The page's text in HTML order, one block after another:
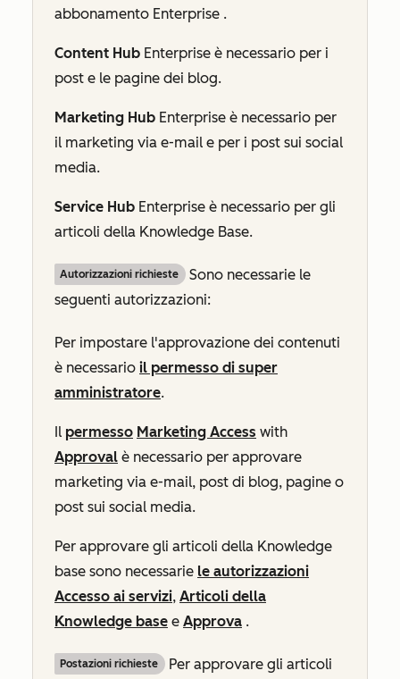
abbonamento Enterprise .
Content Hub Enterprise è necessario per i
post e le pagine dei blog.
Marketing Hub Enterprise è necessario per
il marketing via e-mail e per i post sui social
media.
Service Hub Enterprise è necessario per gli
articoli della Knowledge Base.
Autorizzazioni richieste
Sono necessarie le
seguenti autorizzazioni:
Per impostare l'approvazione dei contenuti
è necessario il permesso di super
amministratore.
Il permesso Marketing Access with
Approval è necessario per approvare
marketing via e-mail, post di blog, pagine o
post sui social media.
Per approvare gli articoli della Knowledge
base sono necessarie le autorizzazioni
Accesso ai servizi, Articoli della
Knowledge base e Approva .
Postazioni richieste
Per approvare gli articoli